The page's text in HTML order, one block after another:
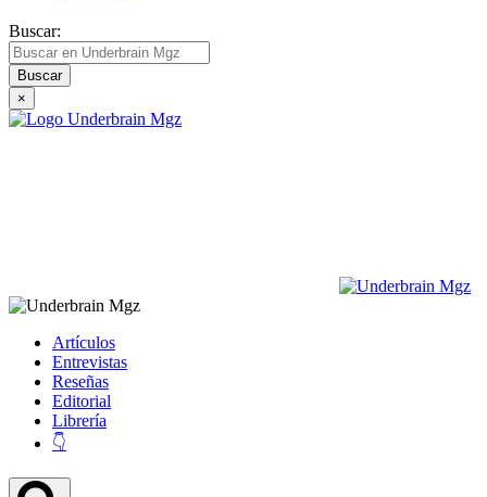
Buscar:
×
Artículos
Entrevistas
Reseñas
Editorial
Librería
👇